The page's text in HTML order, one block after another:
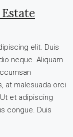
elit. Duis
neque. Aliquam
at malesuada orci
et adipiscing
congue. Duis